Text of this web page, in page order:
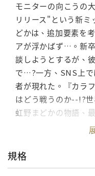
モニターの向こうの
リリース"という新ミ
どかは、追加要素を
アが浮かばず…。新
談しようとするが、
で…?一方、SNS上で
者が現れた。『カラ
はどう戦うのか--!?
虹野まどかの物語、
規格